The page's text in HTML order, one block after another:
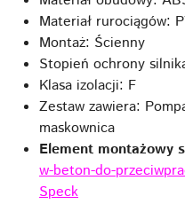
Materiał rurociągów:
Montaż: Ścienny
Stopień ochrony
Klasa izolacji: F
Zestaw zawiera:
maskownica
Element montażowy
w-beton-do-
Speck